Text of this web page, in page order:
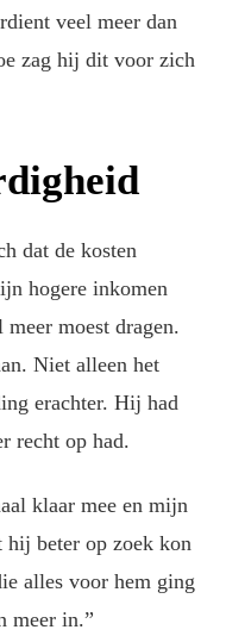
veel meer dan
zag hij dit voor zich
dat de kosten
hogere inkomen
moest dragen.
Niet alleen het
erachter. Hij had
recht op had.
klaar mee en mijn
hij beter op zoek kon
alles voor hem ging
meer in.”